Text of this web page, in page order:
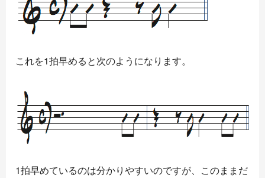
これを1拍早めると次のようになります。
1拍早めているのは分かりやすいのですが、このままだ